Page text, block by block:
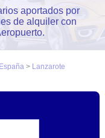
aportados por
de alquiler con
España > Lanzarote